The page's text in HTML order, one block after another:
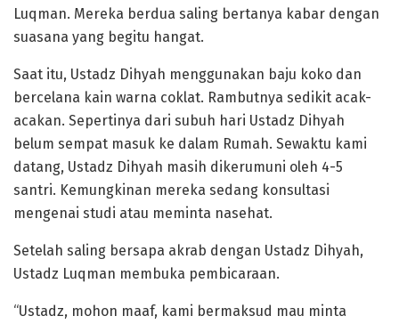
Luqman. Mereka berdua saling bertanya kabar dengan
suasana yang begitu hangat.
Saat itu, Ustadz Dihyah menggunakan baju koko dan
bercelana kain warna coklat. Rambutnya sedikit acak-
acakan. Sepertinya dari subuh hari Ustadz Dihyah
belum sempat masuk ke dalam Rumah. Sewaktu kami
datang, Ustadz Dihyah masih dikerumuni oleh 4-5
santri. Kemungkinan mereka sedang konsultasi
mengenai studi atau meminta nasehat.
Setelah saling bersapa akrab dengan Ustadz Dihyah,
Ustadz Luqman membuka pembicaraan.
“Ustadz, mohon maaf, kami bermaksud mau minta